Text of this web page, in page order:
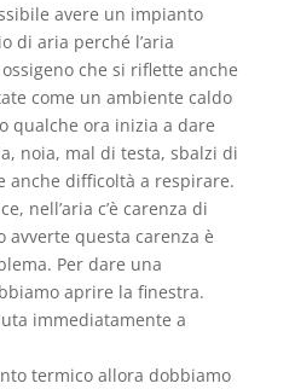
avere un impianto
di aria perché l’aria
che si riflette anche
come un ambiente caldo
qualche ora inizia a dare
noia, mal di testa, sbalzi di
anche difficoltà a respirare.
nell’aria c’è carenza di
avverte questa carenza è
Per dare una
aprire la finestra.
immediatamente a
termico allora dobbiamo